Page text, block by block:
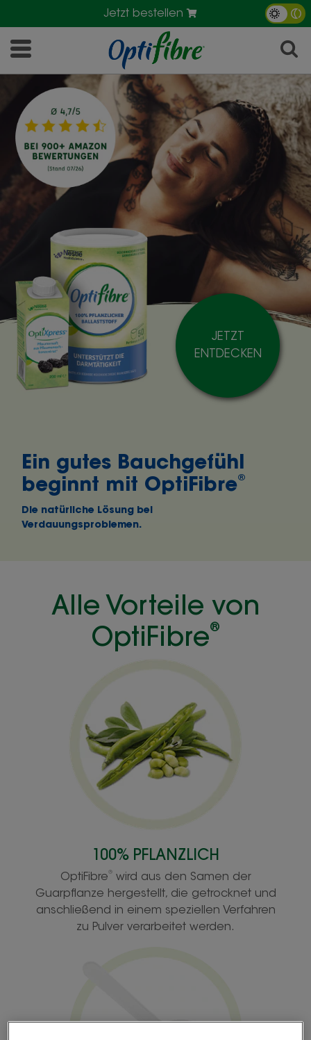
Jetzt bestellen
JETZT
ENTDECKEN
Ein gutes Bauchgefühl
beginnt mit OptiFibre®
Die natürliche Lösung bei
Verdauungsproblemen.
Alle Vorteile von
OptiFibre®
100% PFLANZLICH
OptiFibre®
wird aus den Samen der
Guarpflanze hergestellt, die getrocknet und
anschließend in einem speziellen Verfahren
zu Pulver verarbeitet werden.